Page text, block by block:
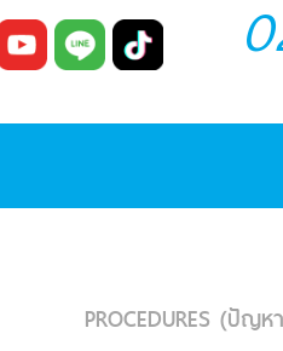
PROCEDURES (ปัญห